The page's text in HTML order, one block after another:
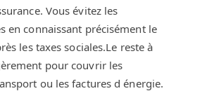
Vous évitez les
en connaissant précisément le
les taxes sociales.Le reste à
pour couvrir les
ou les factures d énergie.